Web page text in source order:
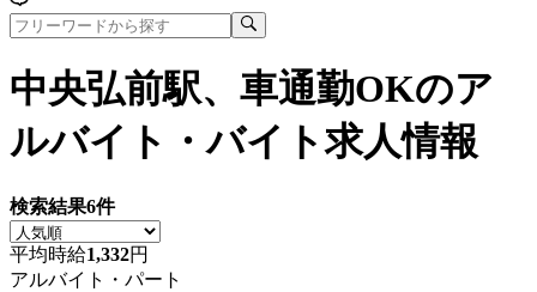
中央弘前駅、車通勤OKのア
ルバイト・バイト求人情報
検索結果6件
平均時給1,332円
アルバイト・パート